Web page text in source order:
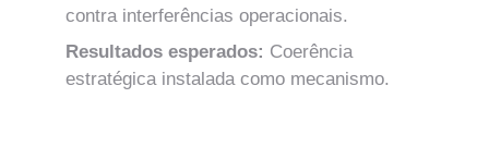
contra interferências operacionais.
Resultados esperados: Coerência
estratégica instalada como mecanismo.